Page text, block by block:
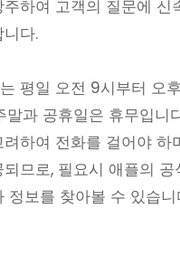
주하여 고객의 질문에 신
다.
평일 오전 9시부터 오
말과 공휴일은 휴무입니
하여 전화를 걸어야 하
므로, 필요시 애플의
정보를 찾아볼 수 있습니